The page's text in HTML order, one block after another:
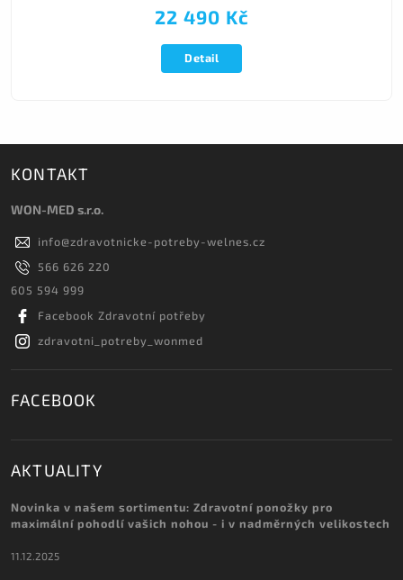
22 490 Kč
Detail
KONTAKT
WON-MED s.r.o.
info@zdravotnicke-potreby-welnes.cz
566 626 220
605 594 999
Facebook Zdravotní potřeby
zdravotni_potreby_wonmed
FACEBOOK
AKTUALITY
Novinka v našem sortimentu: Zdravotní ponožky pro
maximální pohodlí vašich nohou - i v nadměrných velikostech
11.12.2025